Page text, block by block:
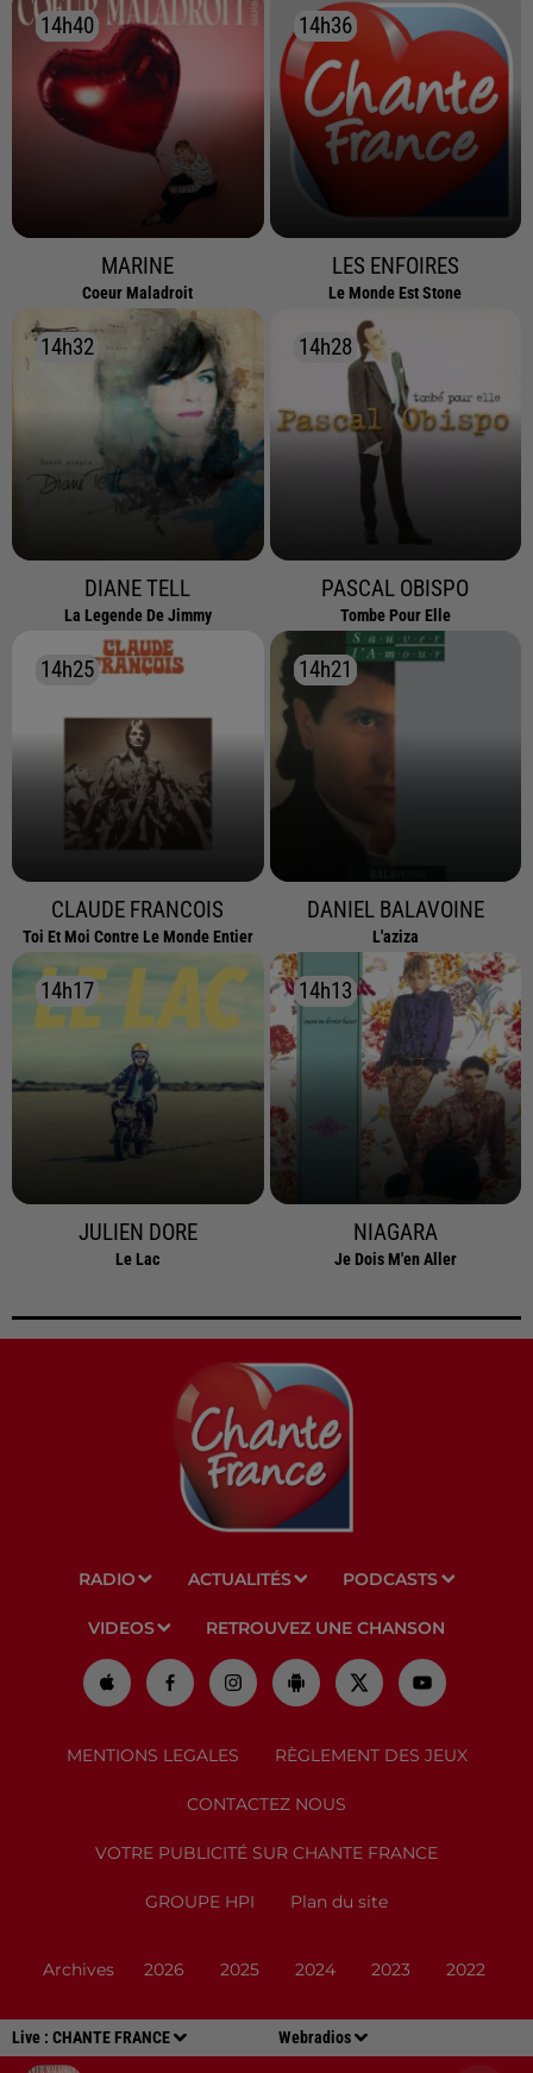
Live : CHANTE FRANCE Webradios
14h40
14h40
MARINE
Coeur Maladroit
14h36
14h36
LES ENFOIRES
Le Monde Est Stone
14h32
14h32
DIANE TELL
La Legende De Jimmy
14h28
14h28
PASCAL OBISPO
Tombe Pour Elle
14h25
14h25
CLAUDE FRANCOIS
Toi Et Moi Contre Le Monde Entier
14h21
14h21
DANIEL BALAVOINE
L'aziza
14h17
14h17
JULIEN DORE
Le Lac
14h13
14h13
NIAGARA
Je Dois M'en Aller
RADIO ACTUALITÉS PODCASTS
VIDEOS RETROUVEZ UNE CHANSON
MENTIONS LEGALES RÈGLEMENT DES JEUX
CONTACTEZ NOUS
VOTRE PUBLICITÉ SUR CHANTE FRANCE
GROUPE HPI Plan du site
Archives 2026 2025 2024 2023 2022